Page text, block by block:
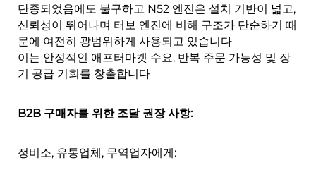
단종되었음에도 불구하고 N52 엔진은 설치 기반이 넓고,
신뢰성이 뛰어나며 터보 엔진에 비해 구조가 단순하기 때
문에 여전히 광범위하게 사용되고 있습니다
이는 안정적인 애프터마켓 수요, 반복 주문 가능성 및 장
기 공급 기회를 창출합니다
B2B 구매자를 위한 조달 권장 사항:
정비소, 유통업체, 무역업자에게: